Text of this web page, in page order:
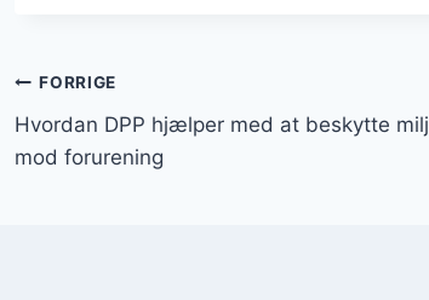
Post
navigation
FORRIGE
Hvordan DPP hjælper med at beskytte
mod forurening